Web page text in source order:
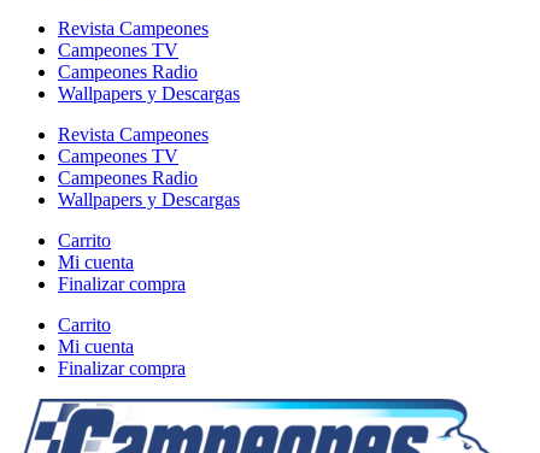
Revista Campeones
Campeones TV
Campeones Radio
Wallpapers y Descargas
Revista Campeones
Campeones TV
Campeones Radio
Wallpapers y Descargas
Carrito
Mi cuenta
Finalizar compra
Carrito
Mi cuenta
Finalizar compra